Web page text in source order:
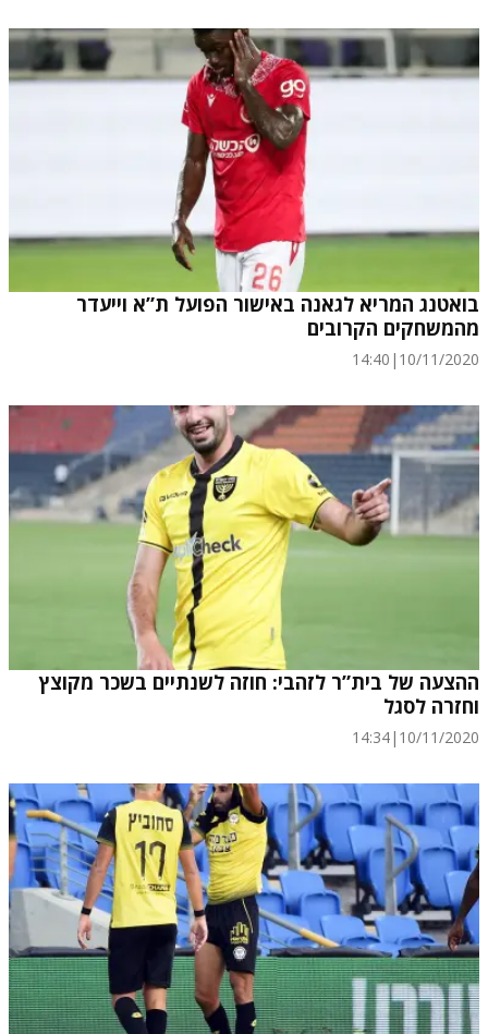
בואטנג המריא לגאנה באישור הפועל ת”א וייעדר
מהמשחקים הקרובים
10/11/2020
|
14:40
ההצעה של בית”ר לזהבי: חוזה לשנתיים בשכר מקוצץ
וחזרה לסגל
10/11/2020
|
14:34